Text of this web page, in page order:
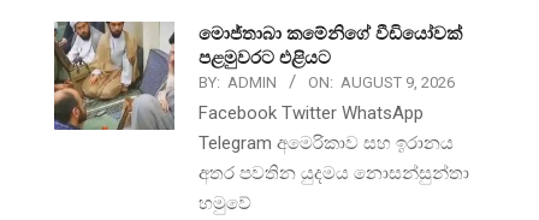
මොජ්තාබා කමේනිගේ වීඩියෝවක්
පළමුවරට එළියට
BY: ADMIN ON: AUGUST 9, 2026
Facebook Twitter WhatsApp
Telegram අමෙරිකාව සහ ඉරානය
අතර පවතින යුදමය නොසන්සුන්තා
හමුවේ